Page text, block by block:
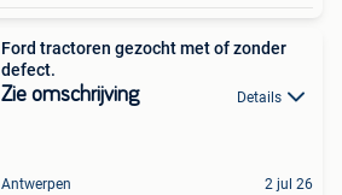
Ford tractoren gezocht met of zonder
defect.
Zie omschrijving Details
Antwerpen 2 jul 26